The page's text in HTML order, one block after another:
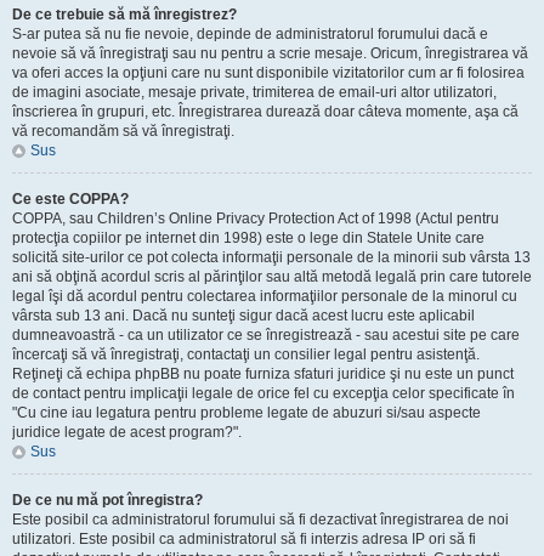
De ce trebuie să mă înregistrez?
S-ar putea să nu fie nevoie, depinde de administratorul forumului dacă e
nevoie să vă înregistraţi sau nu pentru a scrie mesaje. Oricum, înregistrarea vă
va oferi acces la opţiuni care nu sunt disponibile vizitatorilor cum ar fi folosirea
de imagini asociate, mesaje private, trimiterea de email-uri altor utilizatori,
înscrierea în grupuri, etc. Înregistrarea durează doar câteva momente, aşa că
vă recomandăm să vă înregistraţi.
Sus
Ce este COPPA?
COPPA, sau Children’s Online Privacy Protection Act of 1998 (Actul pentru
protecţia copiilor pe internet din 1998) este o lege din Statele Unite care
solicită site-urilor ce pot colecta informaţii personale de la minorii sub vârsta 13
ani să obţină acordul scris al părinţilor sau altă metodă legală prin care tutorele
legal îşi dă acordul pentru colectarea informaţiilor personale de la minorul cu
vârsta sub 13 ani. Dacă nu sunteţi sigur dacă acest lucru este aplicabil
dumneavoastră - ca un utilizator ce se înregistrează - sau acestui site pe care
încercaţi să vă înregistraţi, contactaţi un consilier legal pentru asistenţă.
Reţineţi că echipa phpBB nu poate furniza sfaturi juridice şi nu este un punct
de contact pentru implicaţii legale de orice fel cu excepţia celor specificate în
"Cu cine iau legatura pentru probleme legate de abuzuri si/sau aspecte
juridice legate de acest program?".
Sus
De ce nu mă pot înregistra?
Este posibil ca administratorul forumului să fi dezactivat înregistrarea de noi
utilizatori. Este posibil ca administratorul să fi interzis adresa IP ori să fi